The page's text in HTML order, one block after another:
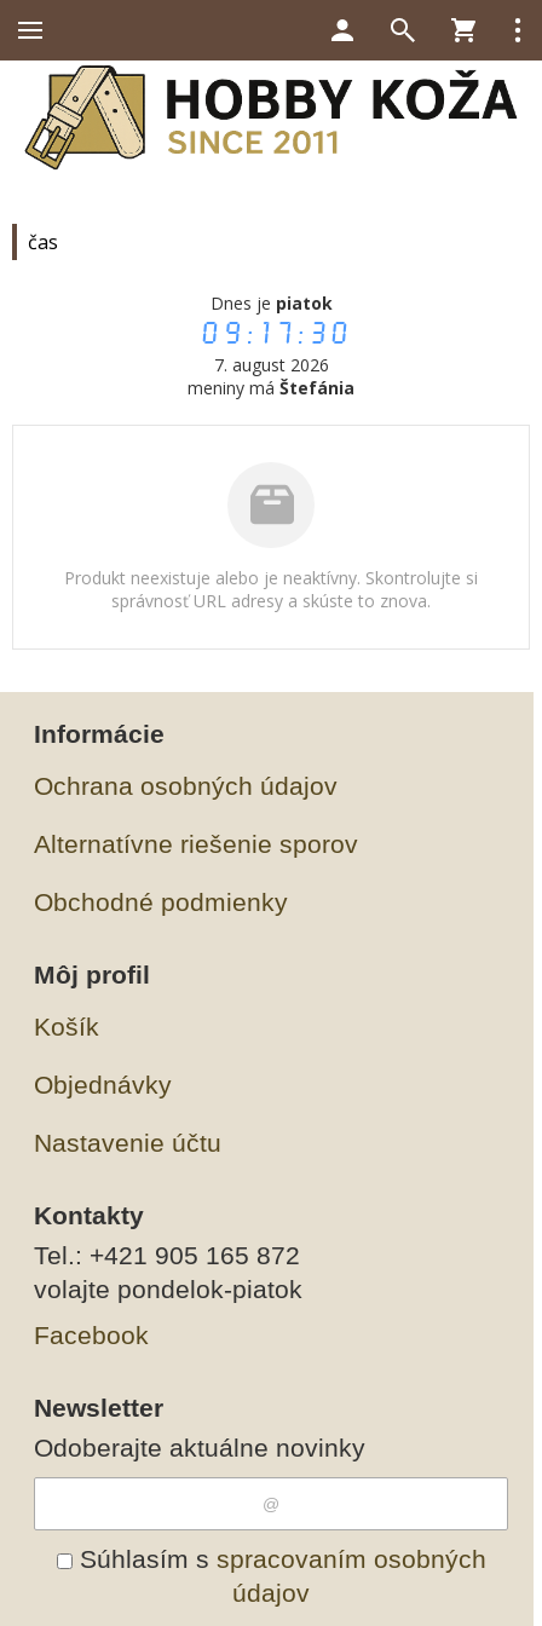
čas
Dnes je piatok
09:17:30
7. august 2026
meniny má Štefánia
Produkt neexistuje alebo je neaktívny. Skontrolujte si
správnosť URL adresy a skúste to znova.
Informácie
Ochrana osobných údajov
Alternatívne riešenie sporov
Obchodné podmienky
Môj profil
Košík
Objednávky
Nastavenie účtu
Kontakty
Tel.: +421 905 165 872
volajte pondelok-piatok
Facebook
Newsletter
Odoberajte aktuálne novinky
Súhlasím s spracovaním osobných
údajov